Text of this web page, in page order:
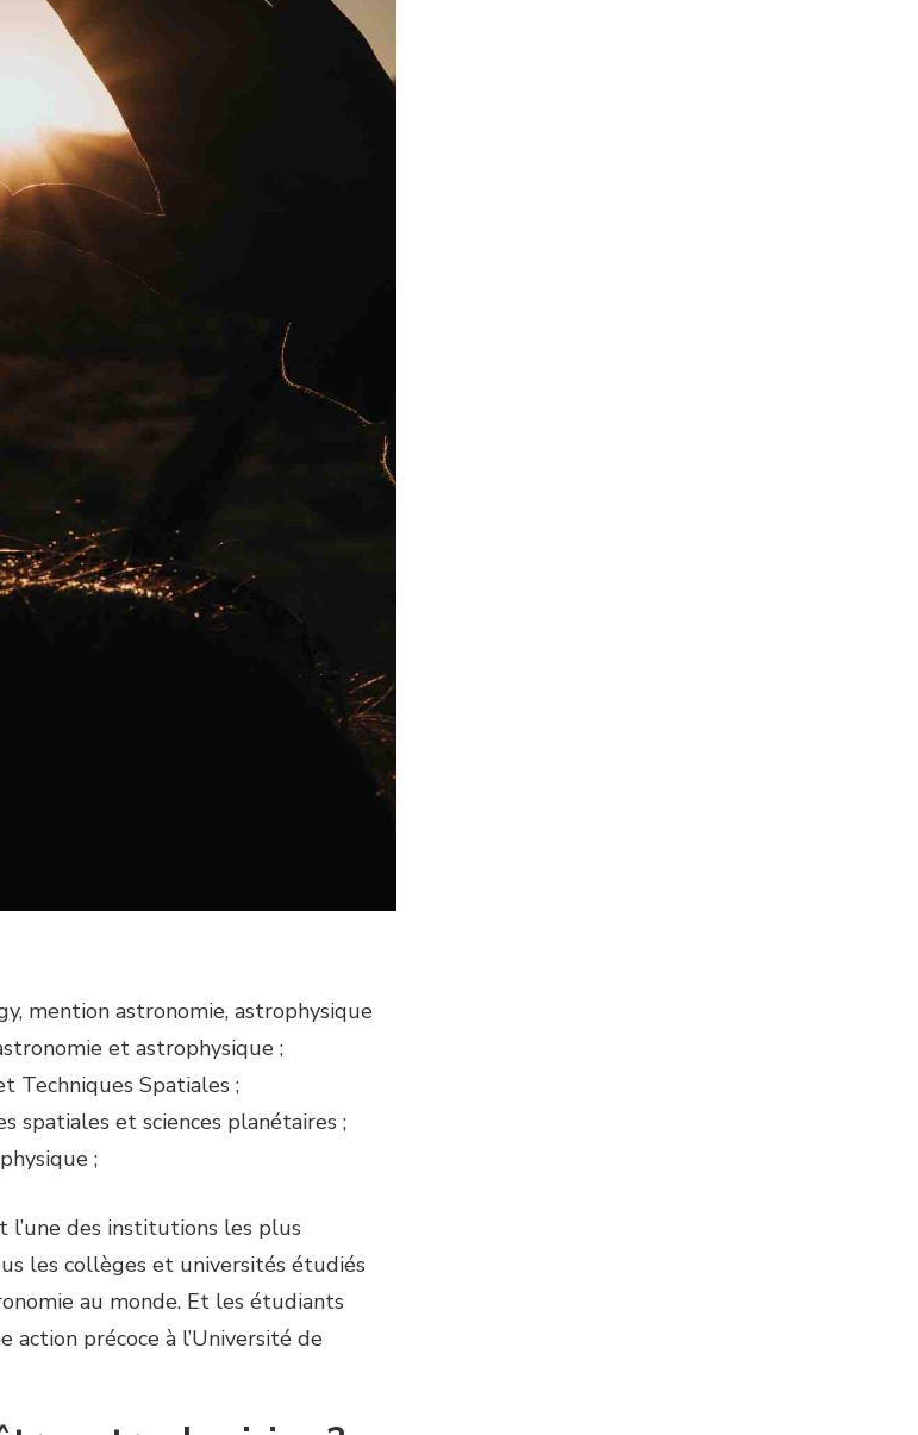
mention astronomie, astrophysique
et astrophysique ;
Techniques Spatiales ;
spatiales et sciences planétaires ;
;
l’une des institutions les plus
les collèges et universités étudiés
au monde. Et les étudiants
précoce à l’Université de